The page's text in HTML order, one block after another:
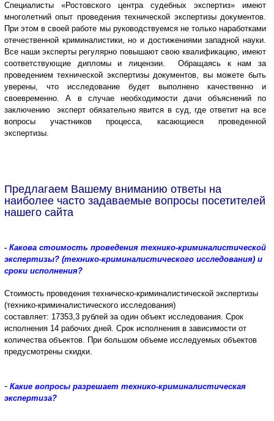
Специалисты «Ростовского центра судебных экспертиз» имеют
многолетний опыт проведения технической экспертизы документов.
При этом в своей работе мы руководствуемся не только наработками
отечественной криминалистики, но и достижениями западной науки.
Все наши эксперты регулярно повышают свою квалификацию, имеют
соответствующие дипломы и лицензии. Обращаясь к нам за
проведением технической экспертизы документов, вы можете быть
уверены, что исследование будет выполнено качественно и
своевременно. А в случае необходимости дачи объяснений по
заключению эксперт обязательно явится в суд, где ответит на все
вопросы участников процесса, касающиеся проведенной
экспертизы.
Предлагаем Вашему вниманию ответы на
наиболее часто задаваемые вопросы посетителей
нашего сайта
- Какова стоимость проведения технико-криминалистической
экспертизы? (технико-криминалистического исследования) и
сроки исполнения?
Стоимость проведения техническо-криминалистической экспертизы
(технико-криминалистического исследования)
составляет: 17353,3 рублей за один объект исследования. Срок
исполнения 14 рабочих дней. Срок исполнения в зависимости от
количества объектов. При большом объеме исследуемых объектов
предусмотрены скидки.
- Какие вопросы разрешает технико-криминалистическая
экспертиза?